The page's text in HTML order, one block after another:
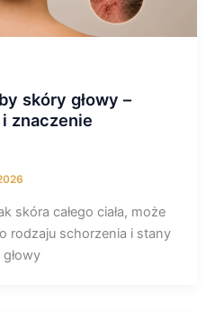
skóry głowy –
znaczenie
skóra całego ciała, może
rodzaju schorzenia i stany